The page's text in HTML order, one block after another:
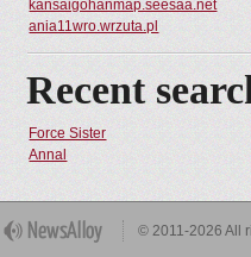
kansaigohanmap.seesaa.net
ania11wro.wrzuta.pl
Recent
Force Sister
Annal
© 2011-2026 All